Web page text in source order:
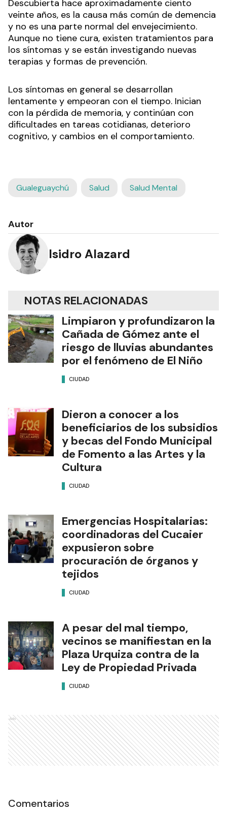
Descubierta hace aproximadamente ciento
veinte años, es la causa más común de demencia
y no es una parte normal del envejecimiento.
Aunque no tiene cura, existen tratamientos para
los síntomas y se están investigando nuevas
terapias y formas de prevención.
Los síntomas en general se desarrollan
lentamente y empeoran con el tiempo. Inician
con la pérdida de memoria, y continúan con
dificultades en tareas cotidianas, deterioro
cognitivo, y cambios en el comportamiento.
Gualeguaychú Salud Salud Mental
Autor
Isidro Alazard
NOTAS RELACIONADAS
Limpiaron y profundizaron la
Cañada de Gómez ante el
riesgo de lluvias abundantes
por el fenómeno de El Niño
CIUDAD
Dieron a conocer a los
beneficiarios de los subsidios
y becas del Fondo Municipal
de Fomento a las Artes y la
Cultura
CIUDAD
Emergencias Hospitalarias:
coordinadoras del Cucaier
expusieron sobre
procuración de órganos y
tejidos
CIUDAD
A pesar del mal tiempo,
vecinos se manifiestan en la
Plaza Urquiza contra de la
Ley de Propiedad Privada
CIUDAD
Ads
Comentarios